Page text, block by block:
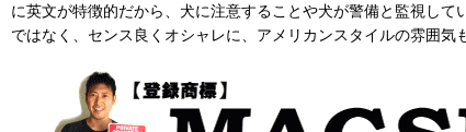
に英文が特徴的だから、犬に注意することや犬が警備と監視し
ではなく、センス良くオシャレに、アメリカンスタイルの雰囲気